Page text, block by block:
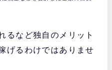
るなど独自のメリット
げるわけではありませ